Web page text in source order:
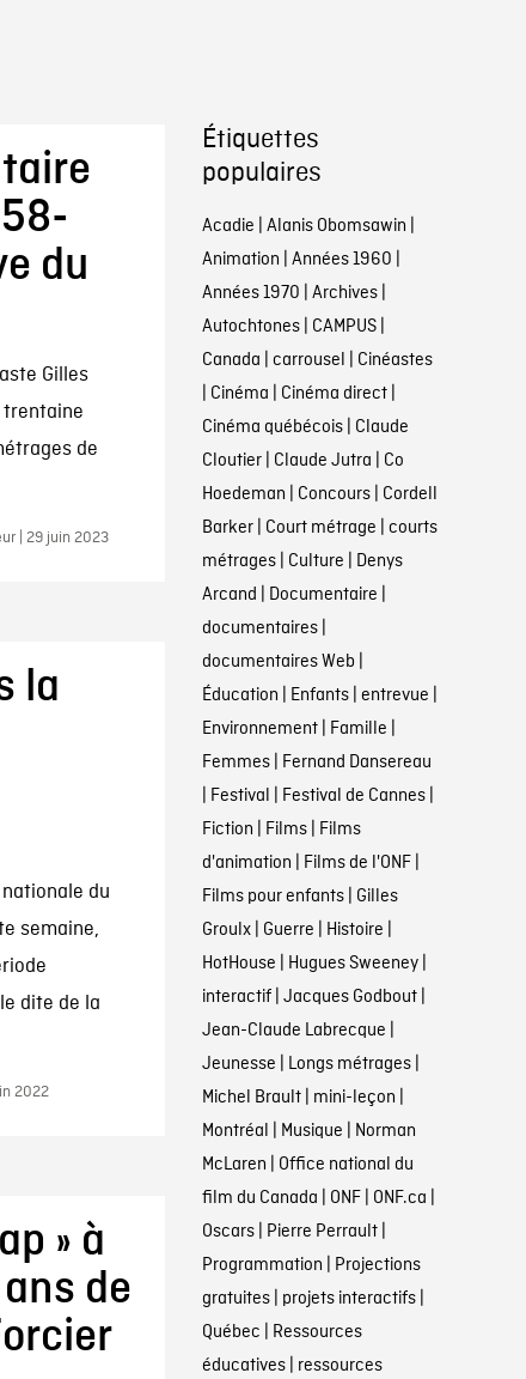
du
Gilles
trentaine
de
| 29 juin 2023
la
du
semaine,
dite de la
2022
» à
de
Étiquettes
populaires
Acadie | Alanis Obomsawin |
Animation | Années 1960 |
Années 1970 | Archives|
Autochtones| CAMPUS|
Canada | carrousel | Cinéastes
| Cinéma | Cinéma direct|
Cinéma québécois| Claude
Cloutier| Claude Jutra | Co
Hoedeman | Concours| Cordell
Barker| Court métrage | courts
métrages| Culture | Denys
Arcand | Documentaire |
documentaires|
documentaires Web |
Éducation | Enfants| entrevue |
Environnement| Famille |
Femmes| Fernand Dansereau
| Festival | Festival de Cannes|
Fiction | Films| Films
d'animation | Films de l'ONF|
Films pour enfants| Gilles
Groulx| Guerre | Histoire |
HotHouse | Hugues Sweeney|
interactif| Jacques Godbout|
Jean-Claude Labrecque |
Jeunesse | Longs métrages|
Michel Brault| mini-leçon |
Montréal | Musique | Norman
McLaren | Office national du
film du Canada | ONF| ONF.ca |
Oscars| Pierre Perrault|
Programmation | Projections
gratuites| projets interactifs|
Québec | Ressources
éducatives| ressources